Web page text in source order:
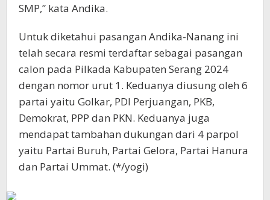
SMP,” kata Andika.
Untuk diketahui pasangan Andika-Nanang ini
telah secara resmi terdaftar sebagai pasangan
calon pada Pilkada Kabupaten Serang 2024
dengan nomor urut 1. Keduanya diusung oleh 6
partai yaitu Golkar, PDI Perjuangan, PKB,
Demokrat, PPP dan PKN. Keduanya juga
mendapat tambahan dukungan dari 4 parpol
yaitu Partai Buruh, Partai Gelora, Partai Hanura
dan Partai Ummat. (*/yogi)